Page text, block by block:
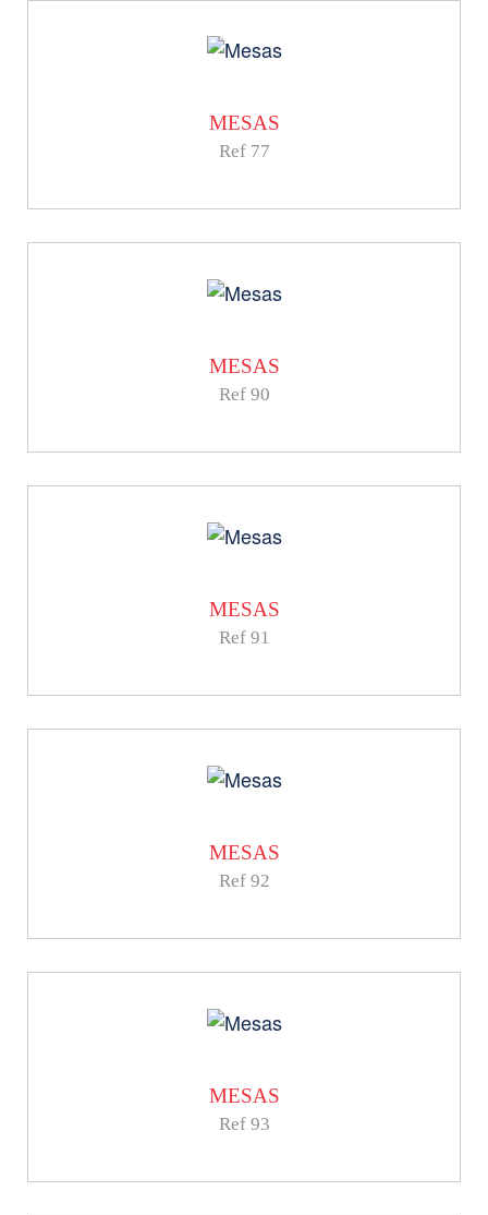
MESAS
Ref 77
MESAS
Ref 90
MESAS
Ref 91
MESAS
Ref 92
MESAS
Ref 93